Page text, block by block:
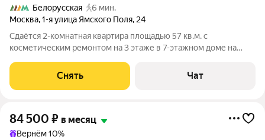
Белорусская
6 мин.
Москва,1-я улица Ямского Поля, 24
Сдаётся 2-комнатная квартира площадью 57 кв.м. с
косметическим ремонтом на 3 этаже в 7-этажном доме на
Стиральная машина Холодильник Кондиционер
Микроволновка Пылесос Дом - кирпичный,
Снять Чат
84 500 ₽ в месяц
Вернём 10%